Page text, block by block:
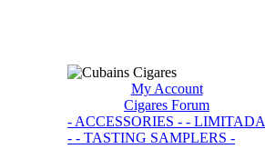
My Account
Cigares Forum
- ACCESSORIES - - LIMITADA
- - TASTING SAMPLERS -